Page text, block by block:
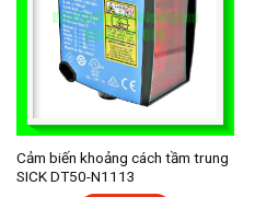
Cảm biến khoảng cách tầm trung
SICK DT50-N1113